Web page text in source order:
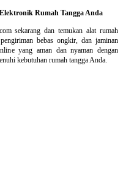
Rumah Tangga Anda
sekarang dan temukan alat rumah
bebas ongkir, dan jaminan
yang aman dan nyaman dengan
kebutuhan rumah tangga Anda.